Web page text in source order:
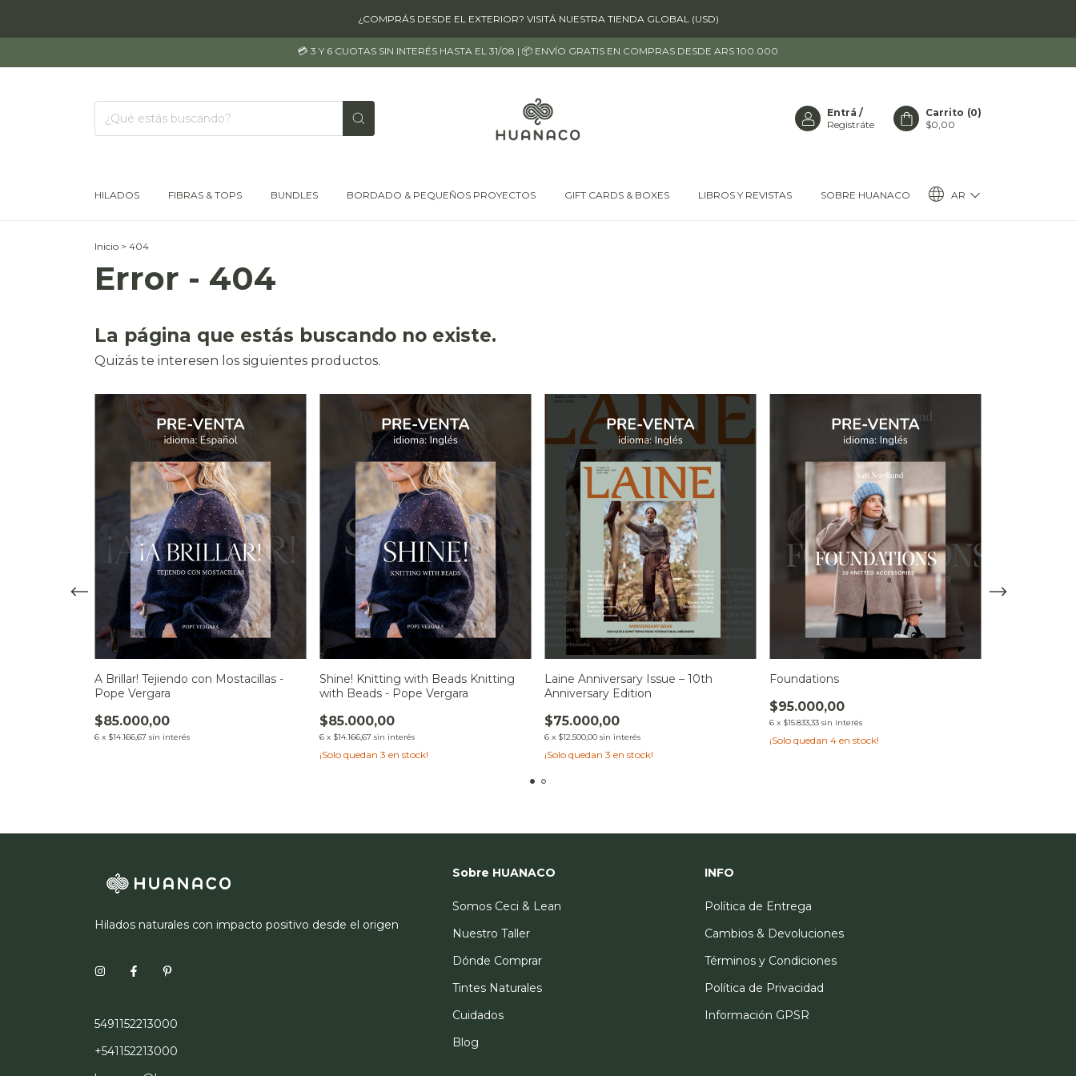
¿COMPRÁS DESDE EL EXTERIOR? VISITÁ NUESTRA TIENDA GLOBAL (USD)
💳 3 Y 6 CUOTAS SIN INTERÉS HASTA EL 31/08 | 📦 ENVÍO GRATIS EN COMPRAS DESDE ARS 100.000
Entrá /
Registráte
Carrito (0)
$0,00
HILADOS FIBRAS & TOPS BUNDLES BORDADO & PEQUEÑOS PROYECTOS GIFT CARDS & BOXES LIBROS Y REVISTAS SOBRE HUANACO AR
Inicio > 404
Error - 404
La página que estás buscando no existe.
Quizás te interesen los siguientes productos.
A Brillar! Tejiendo con Mostacillas -
Pope Vergara
$85.000,00
6 x $14.166,67 sin interés
Shine! Knitting with Beads Knitting
with Beads - Pope Vergara
$85.000,00
6 x $14.166,67 sin interés
¡Solo quedan 3 en stock!
Laine Anniversary Issue – 10th
Anniversary Edition
$75.000,00
6 x $12.500,00 sin interés
¡Solo quedan 3 en stock!
Foundations
$95.000,00
6 x $15.833,33 sin interés
¡Solo quedan 4 en stock!
Hilados naturales con impacto positivo desde el origen
5491152213000
+541152213000
Sobre HUANACO
Somos Ceci & Lean
Nuestro Taller
Dónde Comprar
Tintes Naturales
Cuidados
Blog
INFO
Política de Entrega
Cambios & Devoluciones
Términos y Condiciones
Política de Privacidad
Información GPSR